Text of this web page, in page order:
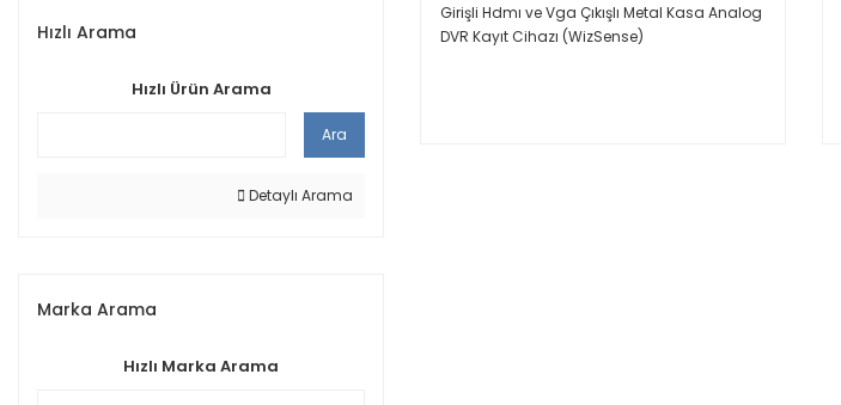
Hızlı Arama
Hızlı Ürün Arama
Ara
Detaylı Arama
Marka Arama
Hızlı Marka Arama
Girişli Hdmı ve Vga Çıkışlı Metal Kasa Analog
DVR Kayıt Cihazı (WizSense)